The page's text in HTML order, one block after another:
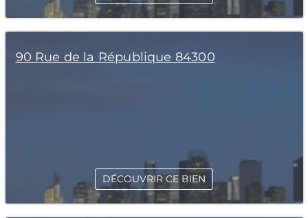
90 Rue de la République 84300
DÉCOUVRIR CE BIEN